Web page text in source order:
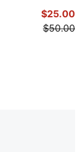
$25.00
$50.00